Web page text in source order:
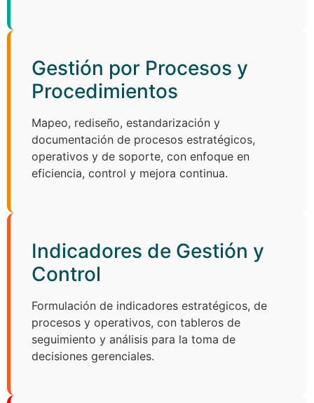
Gestión por Procesos y
Procedimientos
Mapeo, rediseño, estandarización y
documentación de procesos estratégicos,
operativos y de soporte, con enfoque en
eficiencia, control y mejora continua.
Indicadores de Gestión y
Control
Formulación de indicadores estratégicos, de
procesos y operativos, con tableros de
seguimiento y análisis para la toma de
decisiones gerenciales.